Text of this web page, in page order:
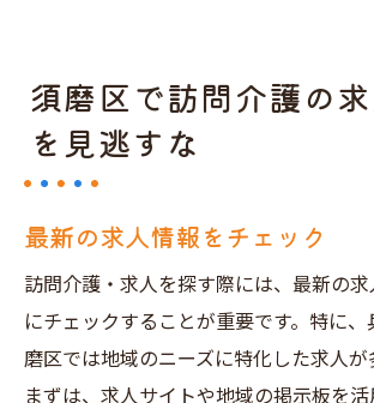
須磨区で訪問介護の
を見逃すな
最新の求人情報をチェック
訪問介護・求人を探す際には、最新の
にチェックすることが重要です。特に、
磨区では地域のニーズに特化した求人が
まずは、求人サイトや地域の掲示板を